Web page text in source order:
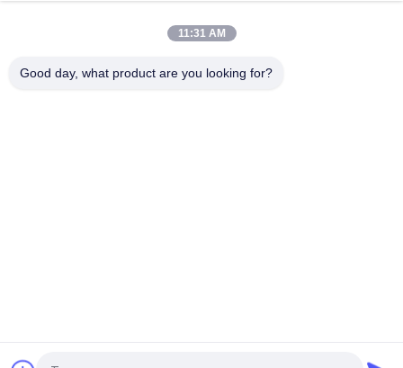
Chain Link Fence Cyclone Wire Mesh Fence สําหรับสนามบา
11:31 AM
Good day, what product are you looking for?